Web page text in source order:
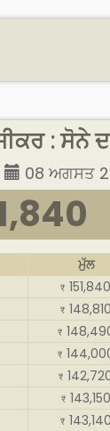
: ਸੋਨੇ
08 ਅਗਸਤ
ਮੁੱਲ
₹ 151,840
₹ 148,810
₹
₹
₹
₹ 143,150
₹ 143,140